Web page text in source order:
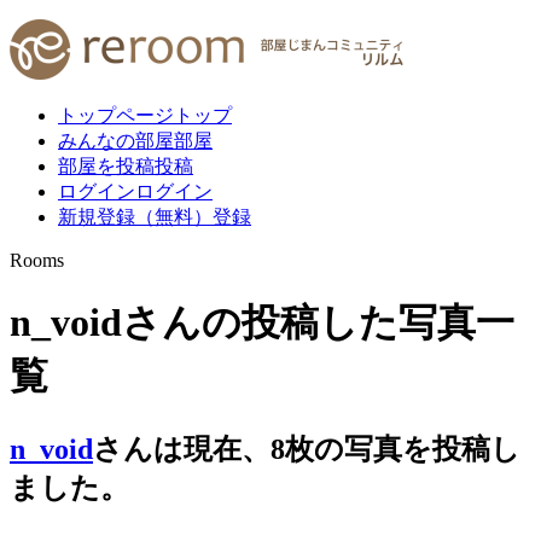
トップページ トップ
みんなの部屋部屋
部屋を投稿投稿
ログイン ログイン
新規登録（無料） 登録
Rooms
n_voidさんの投稿した写真一
覧
n_voidさんは現在、 8枚の写真を投稿し
ました。